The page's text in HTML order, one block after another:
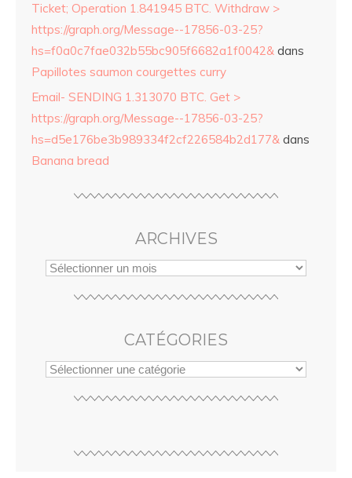
Ticket; Operation 1.841945 BTC. Withdraw >
https://graph.org/Message--17856-03-25?
hs=f0a0c7fae032b55bc905f6682a1f0042& dans
Papillotes saumon courgettes curry
Email- SENDING 1.313070 BTC. Get >
https://graph.org/Message--17856-03-25?
hs=d5e176be3b989334f2cf226584b2d177& dans
Banana bread
ARCHIVES
CATÉGORIES